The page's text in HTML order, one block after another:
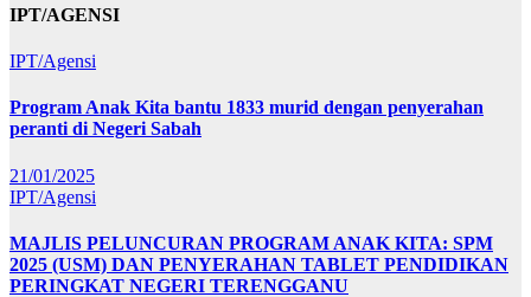
IPT/AGENSI
IPT/Agensi
Program Anak Kita bantu 1833 murid dengan penyerahan
peranti di Negeri Sabah
21/01/2025
IPT/Agensi
MAJLIS PELUNCURAN PROGRAM ANAK KITA: SPM
2025 (USM) DAN PENYERAHAN TABLET PENDIDIKAN
PERINGKAT NEGERI TERENGGANU